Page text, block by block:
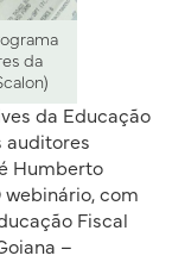
da
da Educação
auditores
Humberto
webinário, com
Fiscal
–